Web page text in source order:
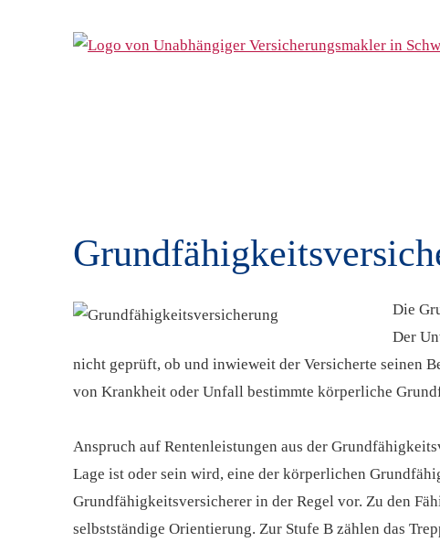
Die
Der
nicht geprüft, ob und inwieweit der Versicherte seinen
von Krankheit oder Unfall bestimmte körperliche
Anspruch auf Rentenleistungen aus der
Lage ist oder sein wird, eine der körperlichen
Grundfähigkeitsversicherer in der Regel vor. Zu den
selbstständige Orientierung. Zur Stufe B zählen das